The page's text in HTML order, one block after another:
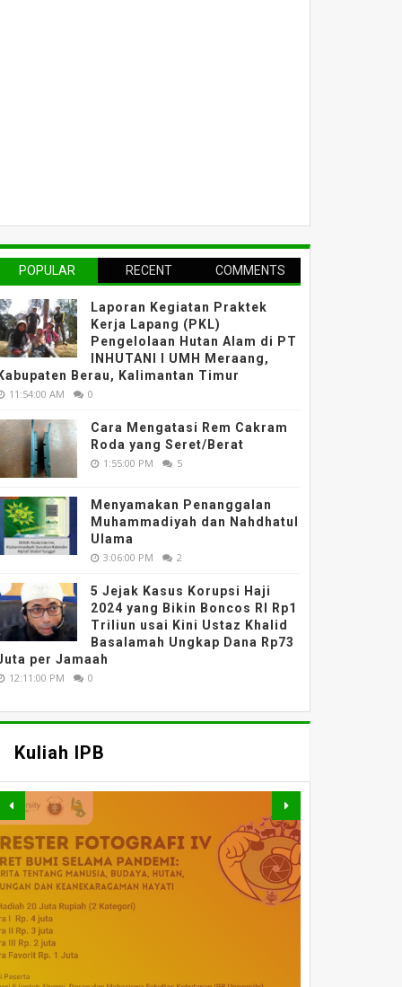
POPULAR RECENT COMMENTS
Laporan Kegiatan Praktek
Kerja Lapang (PKL)
Pengelolaan Hutan Alam di PT
INHUTANI I UMH Meraang,
Kabupaten Berau, Kalimantan Timur
11:54:00 AM 0
Cara Mengatasi Rem Cakram
Roda yang Seret/Berat
1:55:00 PM 5
Menyamakan Penanggalan
Muhammadiyah dan Nahdhatul
Ulama
3:06:00 PM 2
5 Jejak Kasus Korupsi Haji
2024 yang Bikin Boncos RI Rp1
Triliun usai Kini Ustaz Khalid
Basalamah Ungkap Dana Rp73
per Jamaah
12:11:00 PM 0
Kuliah IPB
MATERI WEBINAR
MATERI WEBINAR
DARING : FAHUTAN TALK
SERIES 5 : PELUANG DAN
MATERI KULIAH UMUM
MATERI WEBINAR